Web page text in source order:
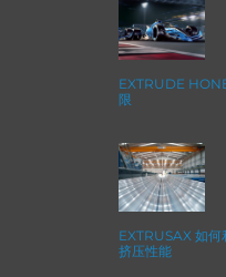
EXTRUDE
限
EXTRUSAX 如
挤压性能